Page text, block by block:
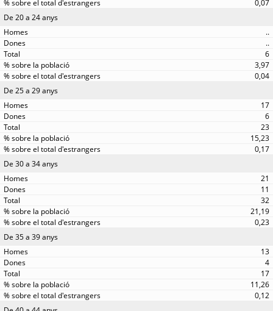
0,07
De 20 a 24 anys
..
..
6
3,97
0,04
De 25 a 29 anys
17
6
23
15,23
0,17
De 30 a 34 anys
21
11
32
21,19
0,23
De 35 a 39 anys
13
4
17
11,26
0,12